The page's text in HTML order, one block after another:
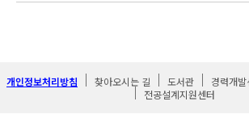
개인정보처리방침 찾아오시는 길 도서관 경력개발
전공설계지원센터